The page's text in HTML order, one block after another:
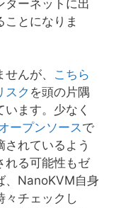
ターネットに出
ことになりま
んが、 こちら
スク を頭の片隅
ます。少なく
ープンソースで
れているよう
れる可能性もゼ
、NanoKVM自身
々チェックし